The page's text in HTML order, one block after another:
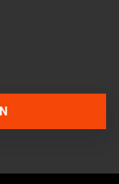
schreiben